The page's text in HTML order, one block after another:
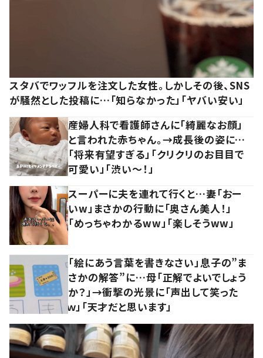
スタバでワッフルを注文した女性。しかしその後、SNS
が騒然とした投稿に…「知らなかった」「ヤバい安い」
産婦人科で看護師さんに「綺麗なお顔」
と言われた赤ちゃん。→成長後の姿に…
「将来有望すぎる」「クリクリのお目目で
可愛い」「渋い～！」
スーパーに夫を連れて行くと…妻「おー
いw」まさかの行動に「奥さん美人！」
「めっちゃわかるww」「楽しそうww」
「絵にあう言葉を書きなさい」息子の”ま
さかの解答”に…母「正解でよいでしょう
か？」→衝撃の光景に「声出して笑った
ｗ」「天才だと思います」